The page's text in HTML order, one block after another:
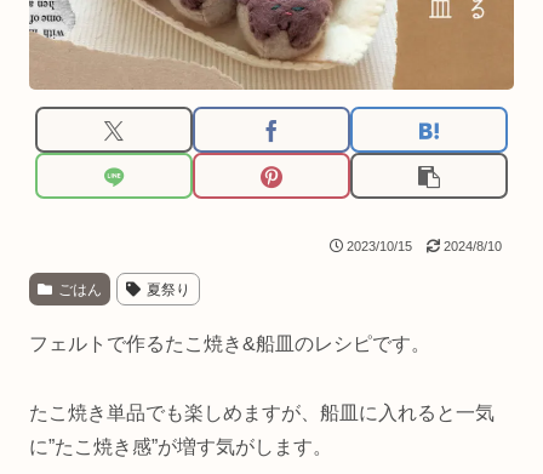
2023/10/15 2024/8/10
ごはん 夏祭り
フェルトで作るたこ焼き&船皿のレシピです。
たこ焼き単品でも楽しめますが、船皿に入れると一気
に”たこ焼き感”が増す気がします。